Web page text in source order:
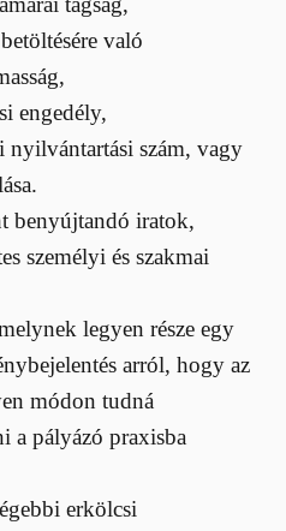
való
engedély,
nyilvántartási szám, vagy
benyújtandó iratok,
személyi és szakmai
legyen része egy
arról, hogy az
módon tudná
a pályázó praxisba
erkölcsi